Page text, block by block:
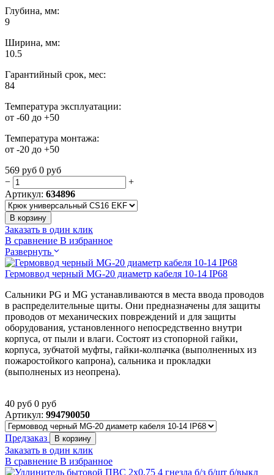
Глубина, мм:
9
Ширина, мм:
10.5
Гарантийный срок, мес:
84
Температура эксплуатации:
от -60 до +50
Температура монтажа:
от -20 до +50
569 руб 0 руб
−
+
Артикул: 634896
В корзину
Заказать в один клик
В сравнение В избранное
Развернуть
Гермоввод черный MG-20 диаметр кабеля 10-14 IP68
Сальники PG и MG устанавливаются в места ввода проводов
в распределительные щиты. Они предназначены для защиты
проводов от механических повреждений и для защиты
оборудования, установленного непосредственно внутри
корпуса, от пыли и влаги. Состоят из стопорной гайки,
корпуса, зубчатой муфты, гайки-колпачка (выполненных из
пожаростойкого капрона), сальника и прокладки
(выполненых из неопрена).
40 руб 0 руб
Артикул: 994790050
Предзаказ В корзину
Заказать в один клик
В сравнение В избранное